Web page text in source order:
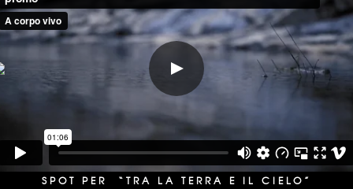
SPOT PER “TRA LA TERRA E IL CIELO”